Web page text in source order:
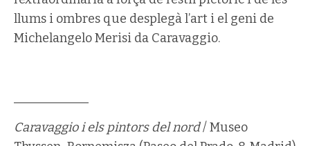
llums i ombres que desplegà l’art i el geni de
Michelangelo Merisi da Caravaggio.
Caravaggio i els pintors del nord/ Museo